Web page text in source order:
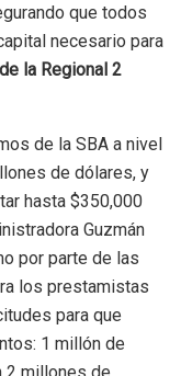
que todos
necesario para
la Regional 2
de la SBA a nivel
de dólares, y
hasta $350,000
Guzmán
por parte de las
los prestamistas
para que
1 millón de
2 millones de